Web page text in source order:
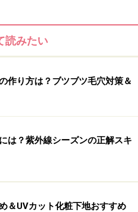
／Sai (LUGAR) Model／Hana
。最新の内容をご確認くださ
よる実践に起因して肌荒れや
。実践の際には、必ず自身の体
するものではありません。
読みたい
作り方は？ブツブツ毛穴対策＆
は？紫外線シーズンの正解スキ
＆UVカット化粧下地おすすめ